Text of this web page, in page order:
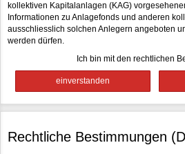
kollektiven Kapitalanlagen (KAG)
Informationen zu Anlagefonds und anderen
ausschliesslich solchen Anlegern angeboten
werden dürfen.
Ich bin mit den rechtlichen
Rechtliche Bestimmungen